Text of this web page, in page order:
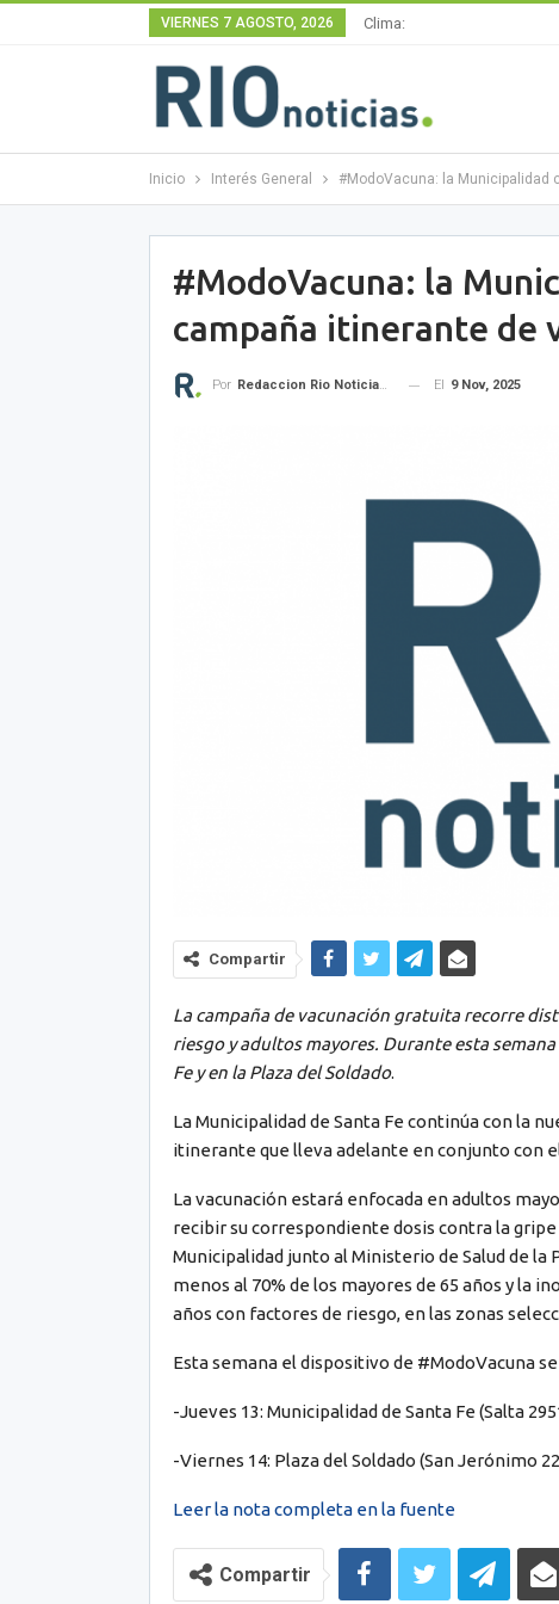
VIERNES 7 AGOSTO, 2026 Clima:
Inicio Interés General #ModoVacuna: la Municipalidad
#ModoVacuna: la
campaña itinerante de
Por Redaccion Rio Noticias OK El 9 Nov, 2025
Compartir
La campaña de vacunación gratuita recorre
riesgo y adultos mayores. Durante esta
Fe y en la Plaza del Soldado.
La Municipalidad de Santa Fe continúa con la
itinerante que lleva adelante en conjunto con
La vacunación estará enfocada en adultos
recibir su correspondiente dosis contra la
Municipalidad junto al Ministerio de Salud de
menos al 70% de los mayores de 65 años y la
años con factores de riesgo, en las zonas
Esta semana el dispositivo de #ModoVacuna
-Jueves 13: Municipalidad de Santa Fe (Salta
-Viernes 14: Plaza del Soldado (San Jerónimo
Leer la nota completa en la fuente
Compartir